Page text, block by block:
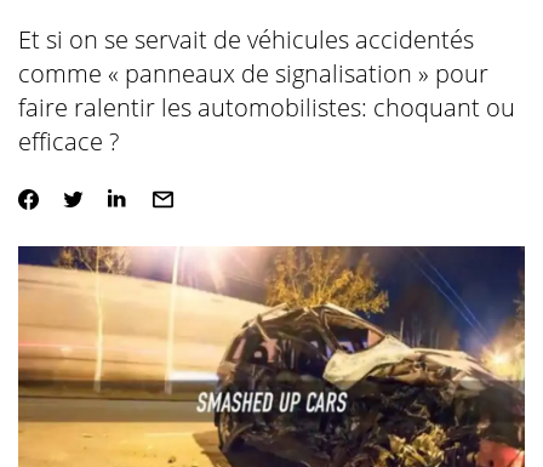
Et si on se servait de véhicules accidentés
comme « panneaux de signalisation » pour
faire ralentir les automobilistes: choquant ou
efficace ?